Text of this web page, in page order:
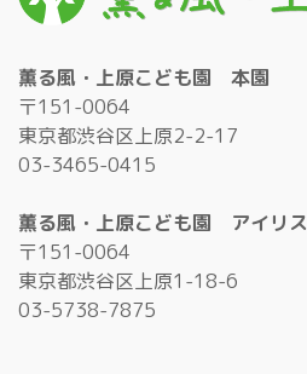
薫る風・上原こども園 本園
〒151-0064
東京都渋谷区上原2-2-17
03-3465-0415
薫る風・上原こども園 アイリス
〒151-0064
東京都渋谷区上原1-18-6
03-5738-7875